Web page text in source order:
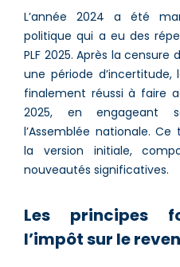
L’année 2024 a été
politique qui a eu des
PLF 2025. Après la
une période
finalement réussi à faire
2025, en engageant
l’Assemblée nationale.
la version initiale,
nouveautés significatives.
Les principes
l’impôt sur le